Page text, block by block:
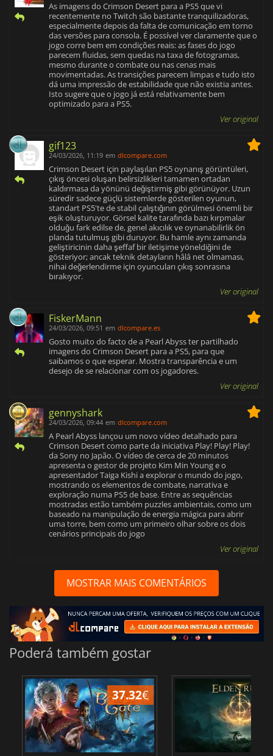
As imagens do Crimson Desert para a PS5 que vi
recentemente no Twitch são bastante tranquilizadoras,
especialmente depois da falta de comunicação em torno
das versões para consola. É possível ver claramente que o
jogo corre bem em condições reais: as fases do jogo
parecem fluidas, sem quedas na taxa de fotogramas,
mesmo durante o combate ou nas cenas mais
movimentadas. As transições parecem limpas e tudo isto
dá uma impressão de estabilidade que não existia antes.
Isto sugere que o jogo já está relativamente bem
optimizado para a PS5.
Ver original
gif123
24/03/2026, 11:19 em dlcompare.com
Crimson Desert için paylaşılan PS5 oynanış görüntüleri,
çıkış öncesi oluşan belirsizlikleri tamamen ortadan
kaldırmasa da yönünü değiştirmiş gibi görünüyor. Uzun
süredir sadece güçlü sistemlerde gösterilen oyunun,
standart PS5'te de stabil çalıştığının görülmesi önemli bir
eşik oluşturuyor. Görsel kalite tarafında bazı kırpmalar
olduğu fark edilse de, genel akıcılık ve oynanabilirlik ön
planda tutulmuş gibi duruyor. Bu hamle aynı zamanda
geliştiricinin daha şeffaf bir iletişime yöneldiğini de
gösteriyor; ancak teknik detayların hâlâ net olmaması,
nihai değerlendirme için oyuncuları çıkış sonrasına
bırakıyor.
Ver original
FiskerMann
24/03/2026, 09:51 em dlcompare.es
Gosto muito do facto de a Pearl Abyss ter partilhado
imagens do Crimson Desert para a PS5, para que
saibamos o que esperar. Mostra transparência e um
desejo de se relacionar com os jogadores.
Ver original
gennyshark
24/03/2026, 09:44 em dlcompare.com
A Pearl Abyss lançou um novo vídeo detalhado para
Crimson Desert como parte da iniciativa Play! Play! Play!
da Sony no Japão. O vídeo de cerca de 20 minutos
apresenta o gestor de projeto Kim Min Young e o
apresentador Taiga Kishi a explorar o mundo do jogo,
mostrando os elementos de combate, narrativa e
exploração numa PS5 de base. Entre as sequências
mostradas estão também puzzles ambientais, como um
baseado na manipulação de energia mágica para abrir
uma torre, bem como um primeiro olhar sobre os dois
cenários principais do jogo
Ver original
MOSTRAR MAIS COMENTÁRIOS
Poderá também gostar
37.32€